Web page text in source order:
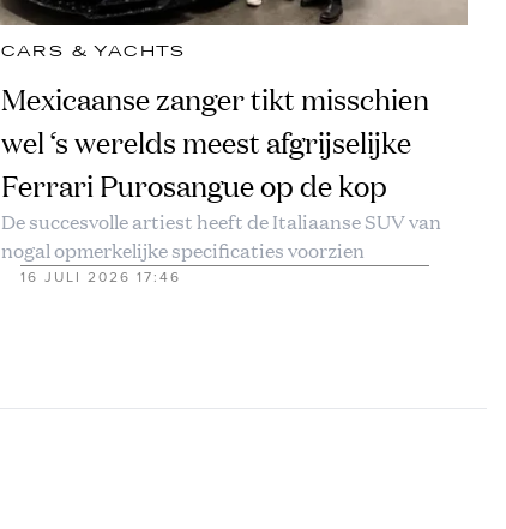
CARS & YACHTS
Mexicaanse zanger tikt misschien
wel ‘s werelds meest afgrijselijke
Ferrari Purosangue op de kop
De succesvolle artiest heeft de Italiaanse SUV van
nogal opmerkelijke specificaties voorzien
16 JULI 2026 17:46